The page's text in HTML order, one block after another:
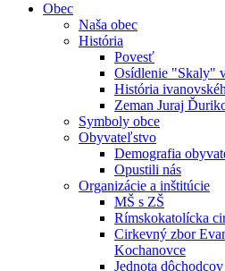
Obec
Naša obec
História
Povesť
Osídlenie "Skaly"
História
Zeman Juraj
Symboly obce
Obyvateľstvo
Demografia
Opustili nás
Organizácie a inštitúcie
MŠ s ZŠ
Rímskokatolícka
Cirkevný zbor
Kochanovce
Jednota